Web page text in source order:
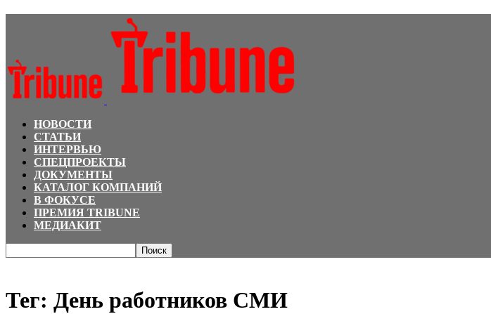
НОВОСТИ
СТАТЬИ
ИНТЕРВЬЮ
СПЕЦПРОЕКТЫ
ДОКУМЕНТЫ
КАТАЛОГ КОМПАНИЙ
В ФОКУСЕ
ПРЕМИЯ TRIBUNE
МЕДИАКИТ
Тег: День работников СМИ